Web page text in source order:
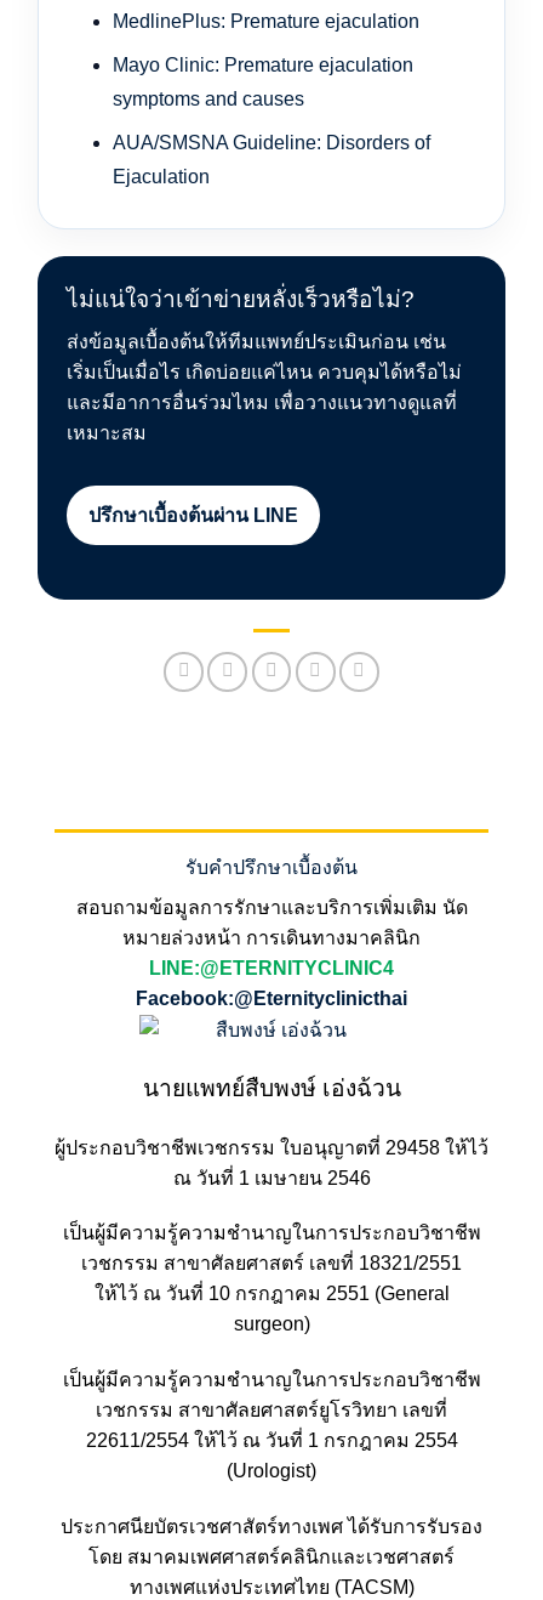
MedlinePlus: Premature ejaculation
Mayo Clinic: Premature ejaculation
symptoms and causes
AUA/SMSNA Guideline: Disorders of
Ejaculation
ไม่แน่ใจว่าเข้าข่ายหลั่งเร็วหรือไม่?
ส่งข้อมูลเบื้องต้นให้ทีมแพทย์ประเมินก่อน เช่น
เริ่มเป็นเมื่อไร เกิดบ่อยแค่ไหน ควบคุมได้หรือไม่
และมีอาการอื่นร่วมไหม เพื่อวางแนวทางดูแลที่
เหมาะสม
ปรึกษาเบื้องต้นผ่าน LINE
รับคำปรึกษาเบื้องต้น
สอบถามข้อมูลการรักษาและบริการเพิ่มเติม นัด
หมายล่วงหน้า การเดินทางมาคลินิก
LINE:@ETERNITYCLINIC4
Facebook:@Eternityclinicthai
นายแพทย์สืบพงษ์ เอ่งฉ้วน
ผู้ประกอบวิชาชีพเวชกรรม ใบอนุญาตที่ 29458 ให้ไว้
ณ วันที่ 1 เมษายน 2546
เป็นผู้มีความรู้ความชำนาญในการประกอบวิชาชีพ
เวชกรรม สาขาศัลยศาสตร์ เลขที่ 18321/2551
ให้ไว้ ณ วันที่ 10 กรกฎาคม 2551 (General
surgeon)
เป็นผู้มีความรู้ความชำนาญในการประกอบวิชาชีพ
เวชกรรม สาขาศัลยศาสตร์ยูโรวิทยา เลขที่
22611/2554 ให้ไว้ ณ วันที่ 1 กรกฎาคม 2554
(Urologist)
ประกาศนียบัตรเวชศาสัตร์ทางเพศ ได้รับการรับรอง
โดย สมาคมเพศศาสตร์คลินิกและเวชศาสตร์
ทางเพศแห่งประเทศไทย (TACSM)